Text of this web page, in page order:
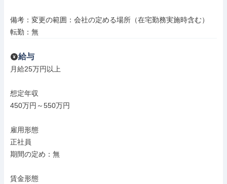
備考：変更の範囲：会社の定める場所（在宅勤務実施時含む）
転勤：無
給与
月給25万円以上
想定年収
450万円～550万円
雇用形態
正社員
期間の定め：無
賃金形態